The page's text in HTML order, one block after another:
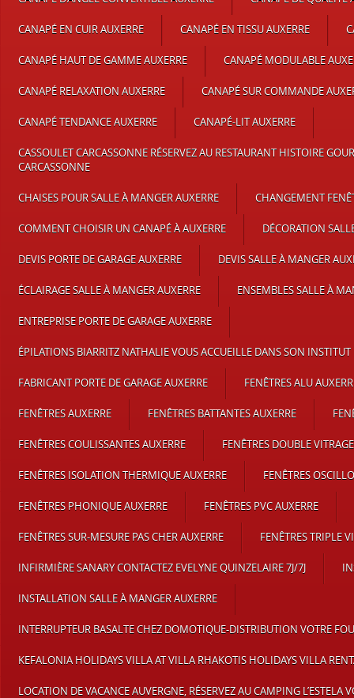
CANAPÉ EN CUIR AUXERRE CANAPÉ EN TISSU AUXERRE
CANAPÉ HAUT DE GAMME AUXERRE CANAPÉ MODULABLE
CANAPÉ RELAXATION AUXERRE CANAPÉ SUR COMMANDE
CANAPÉ TENDANCE AUXERRE CANAPÉ-LIT AUXERRE
CASSOULET CARCASSONNE RÉSERVEZ AU RESTAURANT HISTOIRE
CARCASSONNE
CHAISES POUR SALLE À MANGER AUXERRE CHANGEMENT
COMMENT CHOISIR UN CANAPÉ À AUXERRE DÉCORATION
DEVIS PORTE DE GARAGE AUXERRE DEVIS SALLE À MANGER
ÉCLAIRAGE SALLE À MANGER AUXERRE ENSEMBLES SALLE À
ENTREPRISE PORTE DE GARAGE AUXERRE
ÉPILATIONS BIARRITZ NATHALIE VOUS ACCUEILLE DANS SON INSTITUT
FABRICANT PORTE DE GARAGE AUXERRE FENÊTRES ALU
FENÊTRES AUXERRE FENÊTRES BATTANTES AUXERRE
FENÊTRES COULISSANTES AUXERRE FENÊTRES DOUBLE
FENÊTRES ISOLATION THERMIQUE AUXERRE FENÊTRES
FENÊTRES PHONIQUE AUXERRE FENÊTRES PVC AUXERRE
FENÊTRES SUR-MESURE PAS CHER AUXERRE FENÊTRES TRIPLE
INFIRMIÈRE SANARY CONTACTEZ EVELYNE QUINZELAIRE 7J/7J
INSTALLATION SALLE À MANGER AUXERRE
INTERRUPTEUR BASALTE CHEZ DOMOTIQUE-DISTRIBUTION VOTRE
KEFALONIA HOLIDAYS VILLA AT VILLA RHAKOTIS HOLIDAYS VILLA
LOCATION DE VACANCE AUVERGNE, RÉSERVEZ AU CAMPING L’ESTELA